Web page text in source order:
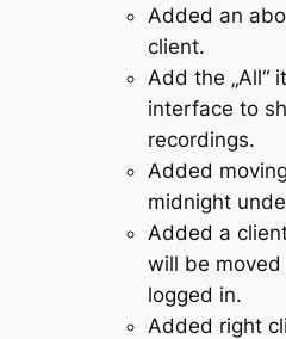
Added an
client.
Add the „All“
interface to
recordings.
Added
midnight
Added a
will be
logged in.
Added right